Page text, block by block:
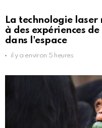
La technologie
à des expériences
dans l'espace
il y a environ 5 heures